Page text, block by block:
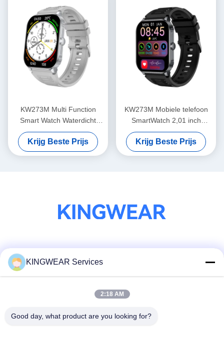
KW273M Multi Function
Smart Watch Waterdicht
Zwemmen Smartwatch 2,01
inch
Krijg Beste Prijs
KW273M Mobiele telefoon
SmartWatch 2,01 inch
Competitive Fitness Tracker
Smart Watch
Krijg Beste Prijs
Snel contact
Telefoon
KINGWEAR Services
2:18 AM
Good day, what product are you looking for?